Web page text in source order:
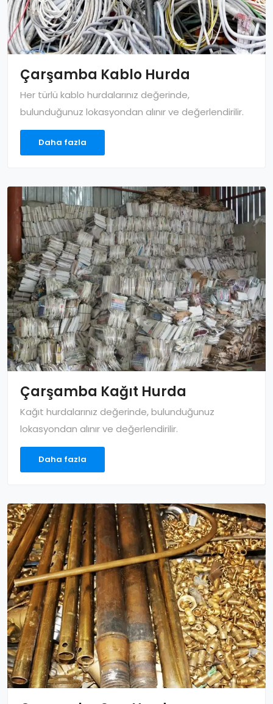
Çarşamba Kablo Hurda
Her türlü kablo hurdalarınız değerinde,
bulunduğunuz lokasyondan alınır ve değerlendirilir.
Daha fazla
Çarşamba Kağıt Hurda
Kağıt hurdalarınız değerinde, bulunduğunuz
lokasyondan alınır ve değerlendirilir.
Daha fazla